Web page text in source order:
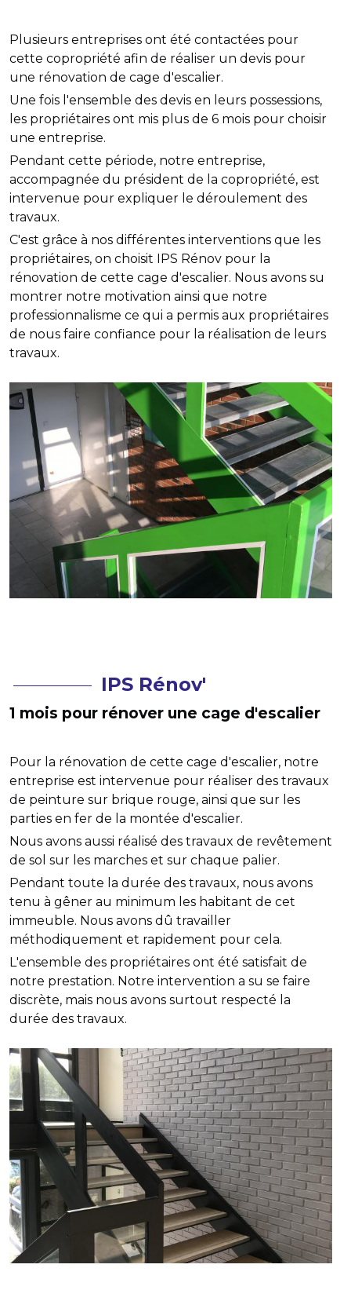
Plusieurs entreprises ont été contactées pour
cette copropriété afin de réaliser un devis pour
une rénovation de cage d'escalier.
Une fois l'ensemble des devis en leurs possessions,
les propriétaires ont mis plus de 6 mois pour choisir
une entreprise.
Pendant cette période, notre entreprise,
accompagnée du président de la copropriété, est
intervenue pour expliquer le déroulement des
travaux.
C'est grâce à nos différentes interventions que les
propriétaires, on choisit IPS Rénov pour la
rénovation de cette cage d'escalier. Nous avons su
montrer notre motivation ainsi que notre
professionnalisme ce qui a permis aux propriétaires
de nous faire confiance pour la réalisation de leurs
travaux.
IPS Rénov'
1 mois pour rénover une cage d'escalier
Pour la rénovation de cette cage d'escalier, notre
entreprise est intervenue pour réaliser des travaux
de peinture sur brique rouge, ainsi que sur les
parties en fer de la montée d'escalier.
Nous avons aussi réalisé des travaux de revêtement
de sol sur les marches et sur chaque palier.
Pendant toute la durée des travaux, nous avons
tenu à gêner au minimum les habitant de cet
immeuble. Nous avons dû travailler
méthodiquement et rapidement pour cela.
L'ensemble des propriétaires ont été satisfait de
notre prestation. Notre intervention a su se faire
discrète, mais nous avons surtout respecté la
durée des travaux.